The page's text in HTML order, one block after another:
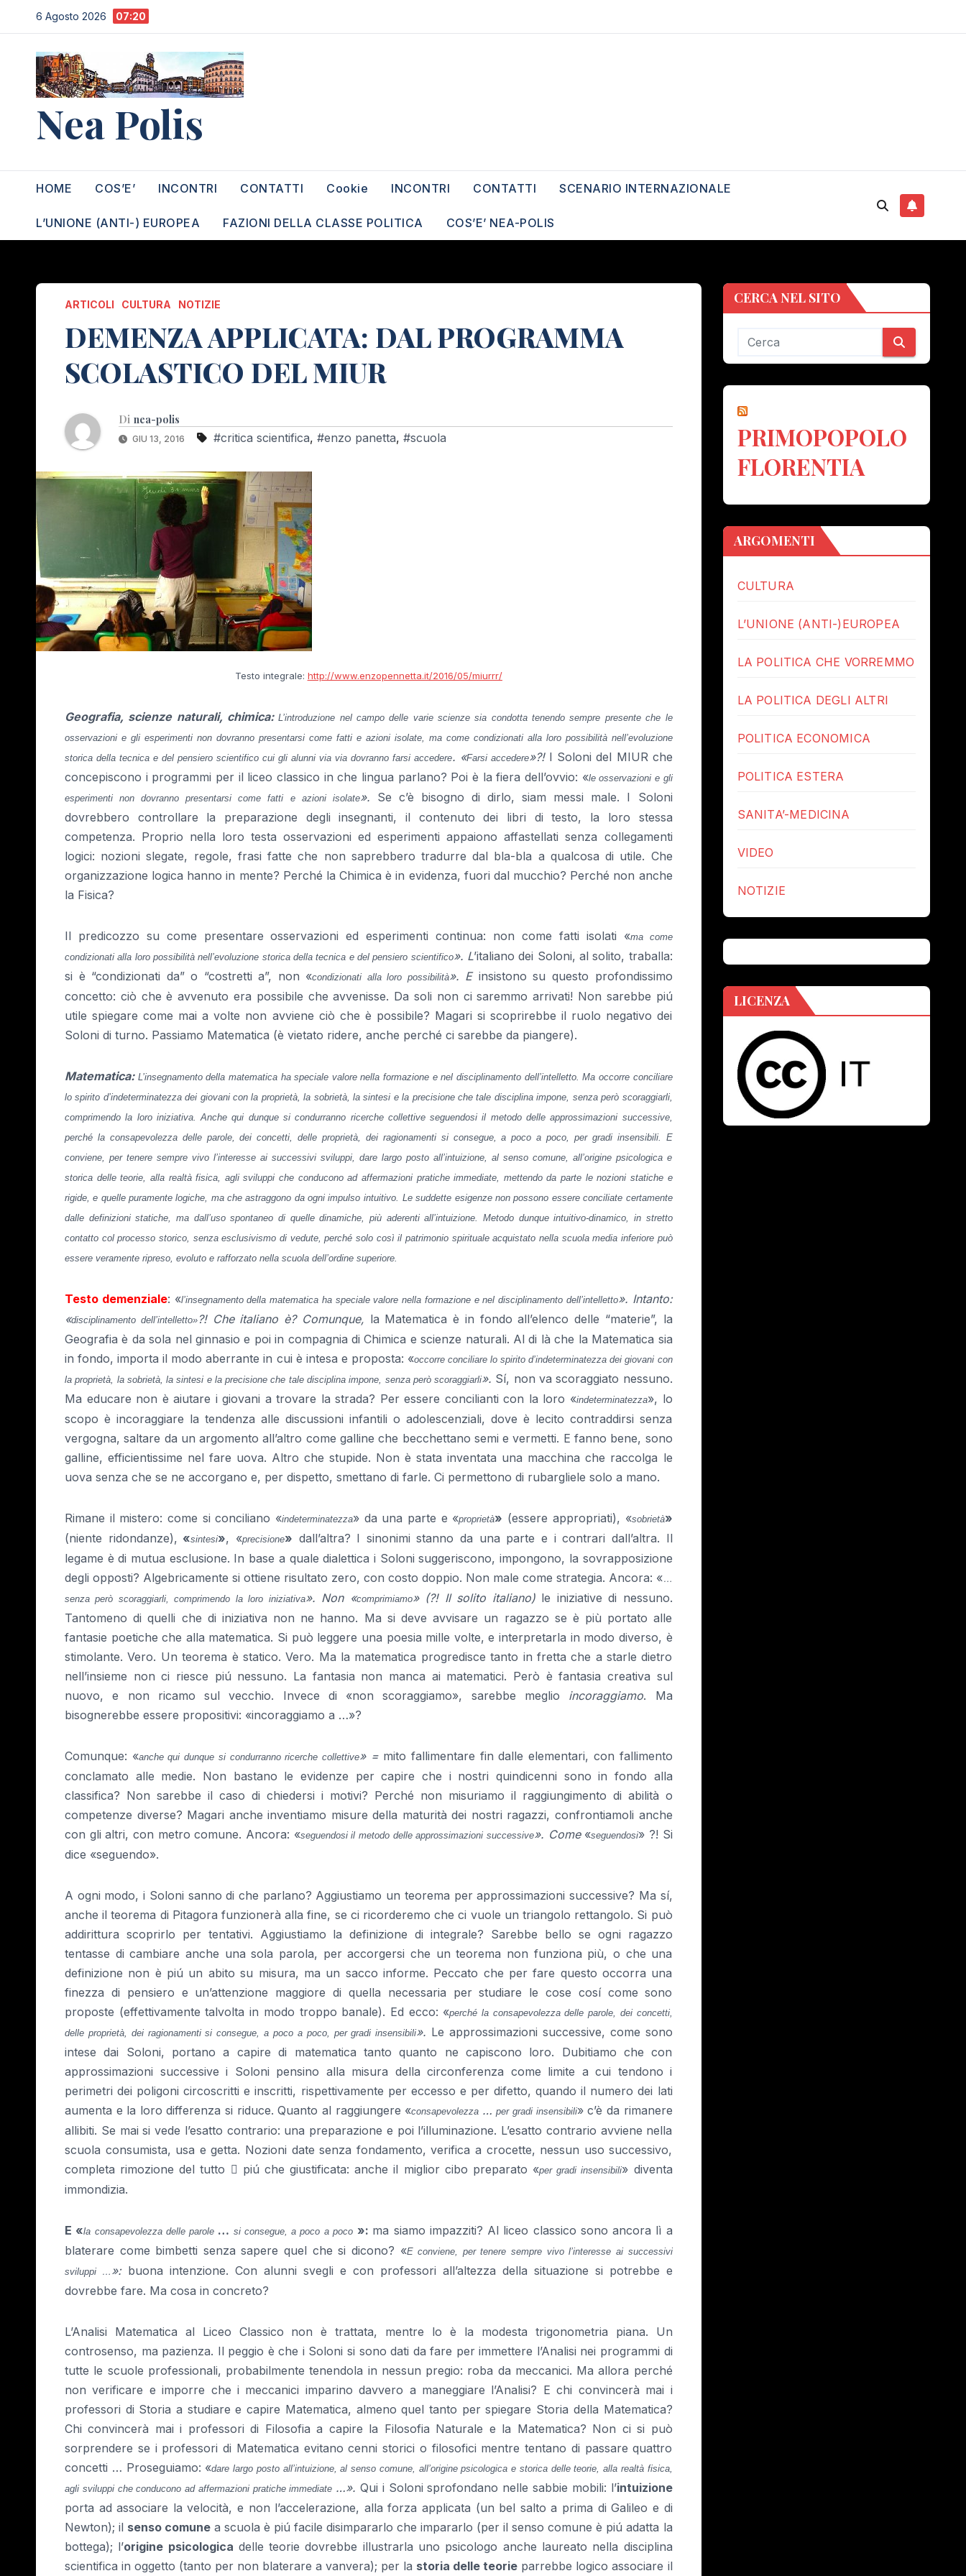
al
contenuto
6 Agosto 2026 07:20
Nea Polis
HOME COS’E’ INCONTRI CONTATTI Cookie INCONTRI CONTATTI SCENARIO INTERNAZIONALE
L’UNIONE (ANTI-) EUROPEA FAZIONI DELLA CLASSE POLITICA COS’E’ NEA-POLIS
ARTICOLI CULTURA NOTIZIE
DEMENZA APPLICATA: DAL PROGRAMMA
SCOLASTICO DEL MIUR
Di nea-polis
GIU 13, 2016 #critica scientifica, #enzo panetta, #scuola
Testo integrale: http://www.enzopennetta.it/2016/05/miurrr/
Geografia, scienze naturali, chimica:L’introduzione nel campo delle varie scienze sia condotta tenendo sempre presente che le
osservazioni e gli esperimenti non dovranno presentarsi come fatti e azioni isolate, ma come condizionati alla loro possibilità nell’evoluzione
storica della tecnica e del pensiero scientifico cui gli alunni via via dovranno farsi accedere. «Farsi accedere»?!I Soloni del MIUR che
concepiscono i programmi per il liceo classico in che lingua parlano? Poi è la fiera dell’ovvio: «le osservazioni e gli
esperimenti non dovranno presentarsi come fatti e azioni isolate». Se c’è bisogno di dirlo, siam messi male. I Soloni
dovrebbero controllare la preparazione degli insegnanti, il contenuto dei libri di testo, la loro stessa
competenza. Proprio nella loro testa osservazioni ed esperimenti appaiono affastellati senza collegamenti
logici: nozioni slegate, regole, frasi fatte che non saprebbero tradurre dal bla-bla a qualcosa di utile. Che
organizzazione logica hanno in mente? Perché la Chimica è in evidenza, fuori dal mucchio? Perché non anche
la Fisica?
Il predicozzo su come presentare osservazioni ed esperimenti continua: non come fatti isolati «ma come
condizionati alla loro possibilità nell’evoluzione storica della tecnica e del pensiero scientifico». L’italiano dei Soloni, al solito, traballa:
si è “condizionati da” o “costretti a”, non «condizionati alla loro possibilità». E insistono su questo profondissimo
concetto: ciò che è avvenuto era possibile che avvenisse. Da soli non ci saremmo arrivati! Non sarebbe piú
utile spiegare come mai a volte non avviene ciò che è possibile? Magari si scoprirebbe il ruolo negativo dei
Soloni di turno. Passiamo Matematica (è vietato ridere, anche perché ci sarebbe da piangere).
Matematica: L’insegnamento della matematica ha speciale valore nella formazione e nel disciplinamento dell’intelletto. Ma occorre conciliare
lo spirito d’indeterminatezza dei giovani con la proprietà, la sobrietà, la sintesi e la precisione che tale disciplina impone, senza però scoraggiarli,
comprimendo la loro iniziativa. Anche qui dunque si condurranno ricerche collettive seguendosi il metodo delle approssimazioni successive,
perché la consapevolezza delle parole, dei concetti, delle proprietà, dei ragionamenti si consegue, a poco a poco, per gradi insensibili. E
conviene, per tenere sempre vivo l’interesse ai successivi sviluppi, dare largo posto all’intuizione, al senso comune, all’origine psicologica e
storica delle teorie, alla realtà fisica, agli sviluppi che conducono ad affermazioni pratiche immediate, mettendo da parte le nozioni statiche e
rigide, e quelle puramente logiche, ma che astraggono da ogni impulso intuitivo.
Le suddette esigenze non possono essere conciliate certamente
dalle definizioni statiche, ma dall’uso spontaneo di quelle dinamiche, più aderenti all’intuizione. Metodo dunque intuitivo-dinamico, in stretto
contatto col processo storico, senza esclusivismo di vedute, perché solo così il patrimonio spirituale acquistato nella scuola media inferiore può
essere veramente ripreso, evoluto e rafforzato nella scuola dell’ordine superiore.
Testo demenziale: «l’insegnamento della matematica ha speciale valore nella formazione e nel disciplinamento dell’intelletto». Intanto:
«disciplinamento dell’intelletto»?! Che italiano è? Comunque, la Matematica è in fondo all’elenco delle “materie”, la
Geografia è da sola nel ginnasio e poi in compagnia di Chimica e scienze naturali. Al di là che la Matematica sia
in fondo, importa il modo aberrante in cui è intesa e proposta: «occorre conciliare lo spirito d’indeterminatezza dei giovani con
la proprietà, la sobrietà, la sintesi e la precisione che tale disciplina impone, senza però scoraggiarli». Sí, non va scoraggiato nessuno.
Ma educare non è aiutare i giovani a trovare la strada? Per essere concilianti con la loro «indeterminatezza», lo
scopo è incoraggiare la tendenza alle discussioni infantili o adolescenziali, dove è lecito contraddirsi senza
vergogna, saltare da un argomento all’altro come galline che becchettano semi e vermetti. E fanno bene, sono
galline, efficientissime nel fare uova. Altro che stupide. Non è stata inventata una macchina che raccolga le
uova senza che se ne accorgano e, per dispetto, smettano di farle. Ci permettono di rubargliele solo a mano.
Rimane il mistero: come si conciliano «indeterminatezza» da una parte e «proprietà» (essere appropriati), «sobrietà»
(niente ridondanze), «sintesi», «precisione» dall’altra? I sinonimi stanno da una parte e i contrari dall’altra. Il
legame è di mutua esclusione. In base a quale dialettica i Soloni suggeriscono, impongono, la sovrapposizione
degli opposti? Algebricamente si ottiene risultato zero, con costo doppio. Non male come strategia. Ancora: «…
senza però scoraggiarli, comprimendo la loro iniziativa». Non «comprimiamo» (?! Il solito italiano) le iniziative di nessuno.
Tantomeno di quelli che di iniziativa non ne hanno. Ma si deve avvisare un ragazzo se è più portato alle
fantasie poetiche che alla matematica. Si può leggere una poesia mille volte, e interpretarla in modo diverso, è
stimolante. Vero. Un teorema è statico. Vero. Ma la matematica progredisce tanto in fretta che a starle dietro
nell’insieme non ci riesce piú nessuno. La fantasia non manca ai matematici. Però è fantasia creativa sul
nuovo, e non ricamo sul vecchio. Invece di «non scoraggiamo», sarebbe meglio incoraggiamo. Ma
bisognerebbe essere propositivi: «incoraggiamo a …»?
Comunque: «anche qui dunque si condurranno ricerche collettive» = mito fallimentare fin dalle elementari, con fallimento
conclamato alle medie. Non bastano le evidenze per capire che i nostri quindicenni sono in fondo alla
classifica? Non sarebbe il caso di chiedersi i motivi? Perché non misuriamo il raggiungimento di abilità o
competenze diverse? Magari anche inventiamo misure della maturità dei nostri ragazzi, confrontiamoli anche
con gli altri, con metro comune. Ancora: «seguendosi il metodo delle approssimazioni successive». Come «seguendosi» ?! Si
dice «seguendo».
A ogni modo, i Soloni sanno di che parlano? Aggiustiamo un teorema per approssimazioni successive? Ma sí,
anche il teorema di Pitagora funzionerà alla fine, se ci ricorderemo che ci vuole un triangolo rettangolo. Si può
addirittura scoprirlo per tentativi. Aggiustiamo la definizione di integrale? Sarebbe bello se ogni ragazzo
tentasse di cambiare anche una sola parola, per accorgersi che un teorema non funziona più, o che una
definizione non è piú un abito su misura, ma un sacco informe. Peccato che per fare questo occorra una
finezza di pensiero e un’attenzione maggiore di quella necessaria per studiare le cose cosí come sono
proposte (effettivamente talvolta in modo troppo banale). Ed ecco: «perché la consapevolezza delle parole, dei concetti,
delle proprietà, dei ragionamenti si consegue, a poco a poco, per gradi insensibili». Le approssimazioni successive, come sono
intese dai Soloni, portano a capire di matematica tanto quanto ne capiscono loro. Dubitiamo che con
approssimazioni successive i Soloni pensino alla misura della circonferenza come limite a cui tendono i
perimetri dei poligoni circoscritti e inscritti, rispettivamente per eccesso e per difetto, quando il numero dei lati
aumenta e la loro differenza si riduce. Quanto al raggiungere «consapevolezza …per gradi insensibili» c’è da rimanere
allibiti. Se mai si vede l’esatto contrario: una preparazione e poi l’illuminazione. L’esatto contrario avviene nella
scuola consumista, usa e getta. Nozioni date senza fondamento, verifica a crocette, nessun uso successivo,
completa rimozione del tutto
 piú che giustificata: anche il miglior cibo preparato «per gradi insensibili» diventa
immondizia.
E «la consapevolezza delle parole … si consegue, a poco a poco »: ma siamo impazziti? Al liceo classico sono ancora lì a
blaterare come bimbetti senza sapere quel che si dicono? «E conviene, per tenere sempre vivo l’interesse ai successivi
sviluppi … »: buona intenzione. Con alunni svegli e con professori all’altezza della situazione si potrebbe e
dovrebbe fare. Ma cosa in concreto?
L’Analisi Matematica al Liceo Classico non è trattata, mentre lo è la modesta trigonometria piana. Un
controsenso, ma pazienza. Il peggio è che i Soloni si sono dati da fare per immettere l’Analisi nei programmi di
tutte le scuole professionali, probabilmente tenendola in nessun pregio: roba da meccanici. Ma allora perché
non verificare e imporre che i meccanici imparino davvero a maneggiare l’Analisi? E chi convincerà mai i
professori di Storia a studiare e capire Matematica, almeno quel tanto per spiegare Storia della Matematica?
Chi convincerà mai i professori di Filosofia a capire la Filosofia Naturale e la Matematica? Non ci si può
sorprendere se i professori di Matematica evitano cenni storici o filosofici mentre tentano di passare quattro
concetti … Proseguiamo: «dare largo posto all’intuizione, al senso comune, all’origine psicologica e storica delle teorie, alla realtà fisica,
agli sviluppi che conducono ad affermazioni pratiche immediate …».Qui i Soloni sprofondano nelle sabbie mobili: l’intuizione
porta ad associare la velocità, e non l’accelerazione, alla forza applicata (un bel salto a prima di Galileo e di
Newton); il senso comune a scuola è piú facile disimpararlo che impararlo (per il senso comune è piú adatta la
bottega); l’origine psicologica delle teorie dovrebbe illustrarla uno psicologo anche laureato nella disciplina
scientifica in oggetto (tanto per non blaterare a vanvera); per la storia delle teorie parrebbe logico associare il
CERCA NEL SITO
PRIMOPOPOLO
FLORENTIA
ARGOMENTI
CULTURA
L’UNIONE (ANTI-)EUROPEA
LA POLITICA CHE VORREMMO
LA POLITICA DEGLI ALTRI
POLITICA ECONOMICA
POLITICA ESTERA
SANITA’-MEDICINA
VIDEO
NOTIZIE
LICENZA